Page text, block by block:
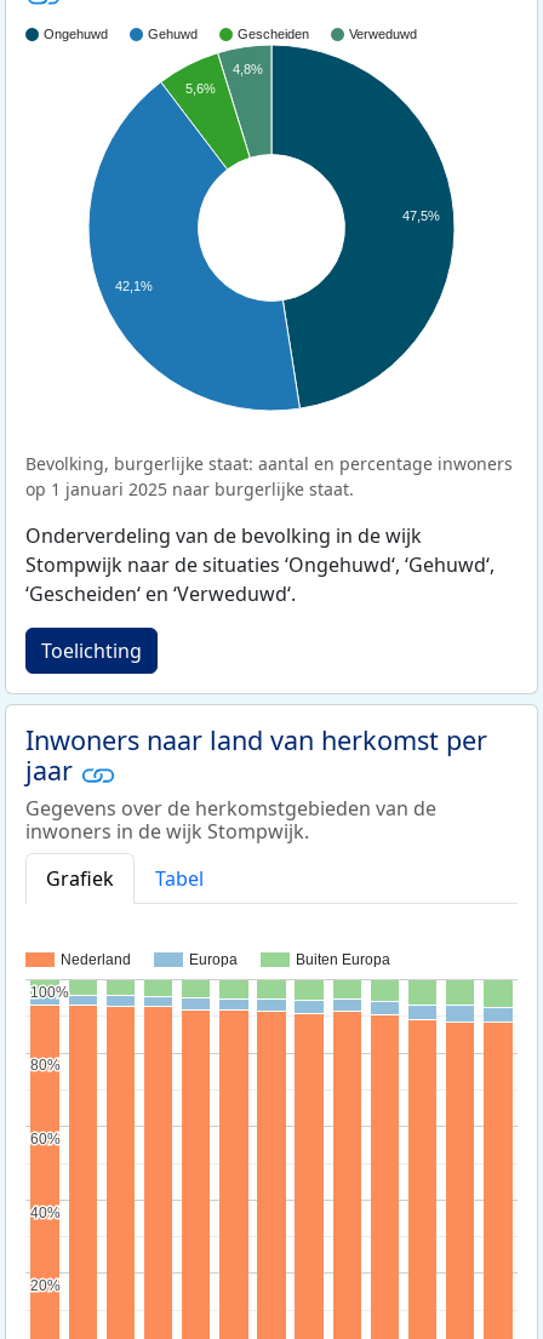
Ongehuwd Gehuwd Gescheiden Verweduwd
47,5%
4,8%
5,6%
42,1%
Bevolking, burgerlijke staat: aantal en percentage inwoners
op 1 januari 2025 naar burgerlijke staat.
Onderverdeling van de bevolking in de wijk
Stompwijk naar de situaties ‘Ongehuwd‘, ‘Gehuwd‘,
‘Gescheiden‘ en ‘Verweduwd‘.
Toelichting
Inwoners naar land van herkomst per
jaar
Gegevens over de herkomstgebieden van de
inwoners in de wijk Stompwijk.
Grafiek
Tabel
Nederland Europa Buiten Europa
20%
20%
40%
40%
60%
60%
80%
80%
100%
100%